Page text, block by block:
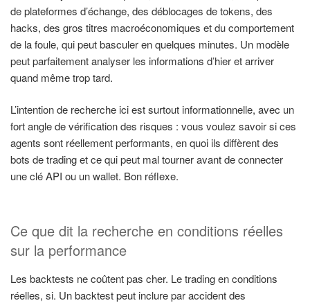
de plateformes d’échange, des déblocages de tokens, des
hacks, des gros titres macroéconomiques et du comportement
de la foule, qui peut basculer en quelques minutes. Un modèle
peut parfaitement analyser les informations d’hier et arriver
quand même trop tard.
L’intention de recherche ici est surtout informationnelle, avec un
fort angle de vérification des risques : vous voulez savoir si ces
agents sont réellement performants, en quoi ils diffèrent des
bots de trading et ce qui peut mal tourner avant de connecter
une clé API ou un wallet. Bon réflexe.
Ce que dit la recherche en conditions réelles
sur la performance
Les backtests ne coûtent pas cher. Le trading en conditions
réelles, si. Un backtest peut inclure par accident des